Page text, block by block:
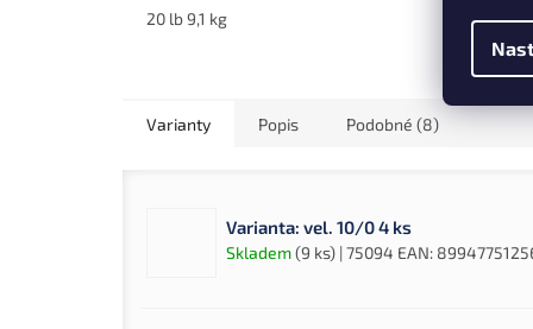
tužší...
20 lb 9,1 kg 100
Varianty Popis Podobné (8)
Varianta: vel. 10/0 4 ks
Skladem(9 ks) | 75094 EAN: